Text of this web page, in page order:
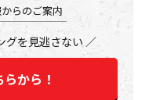
らのご案内
グを見逃さない
から！